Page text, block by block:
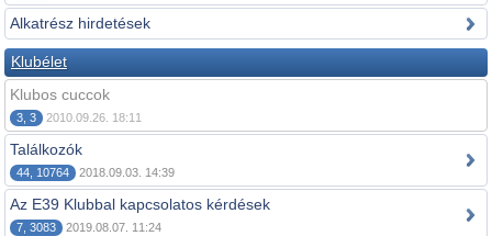
Alkatrész hirdetések
Klubélet
Klubos cuccok
3, 3 2010.09.26. 18:11
Találkozók
44, 10764 2018.09.03. 14:39
Az E39 Klubbal kapcsolatos kérdések
7, 3083 2019.08.07. 11:24